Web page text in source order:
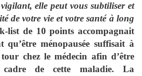
vigilant, elle peut vous subtiliser et
de votre vie et votre santé à long
list de 10 points accompagnait
qu’être ménopausée suffisait à
chez le médecin afin d’être
de cette maladie. La